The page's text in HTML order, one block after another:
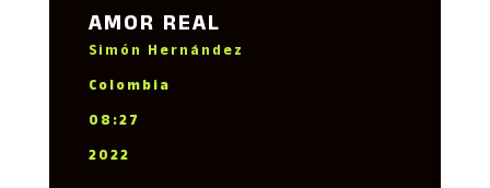
AMOR REAL
Simón Hernández
Colombia
08:27
2022